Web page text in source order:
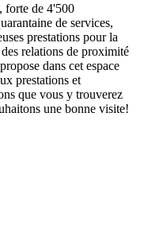
forte de 4'500
de services,
prestations pour la
relations de proximité
dans cet espace
prestations et
que vous y trouverez
une bonne visite!